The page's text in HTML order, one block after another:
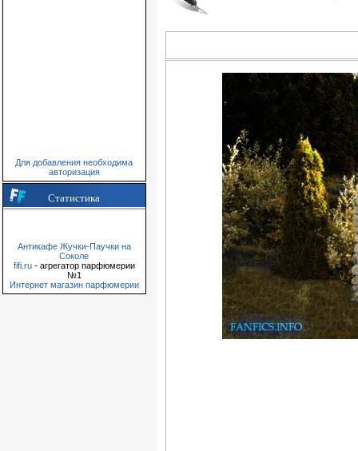
Для добавления необходима
авторизация
Статистика
Антикафе Жучки-Паучки на
Соколе
fifi.ru - агрегатор парфюмерии
№1
Интернет магазин парфюмерии